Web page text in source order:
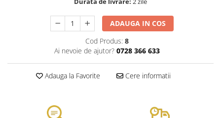
ADAUGA IN COS
Cod Produs: 8
Ai nevoie de ajutor? 0728 366 633
Adauga la Favorite Cere informatii